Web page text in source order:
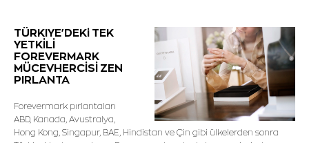
TÜRKIYE'DEKi TEK
YETKİLİ
FOREVERMARK
MÜCEVHERCİSİ ZEN
PIRLANTA
Forevermark pırlantaları
ABD, Kanada, Avustralya,
Hong Kong, Singapur, BAE, Hindistan ve Çin gibi ülkelerden sonra